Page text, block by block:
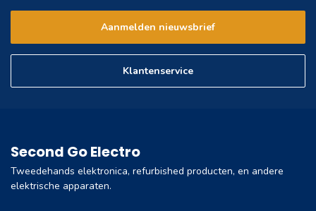
Aanmelden nieuwsbrief
Klantenservice
Second Go Electro
Tweedehands elektronica, refurbished producten, en andere
elektrische apparaten.